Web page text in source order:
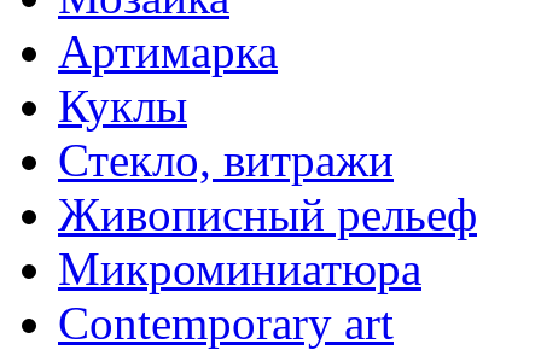
Артимарка
Куклы
Стекло, витражи
Живописный рельеф
Микроминиатюра
Contemporary art